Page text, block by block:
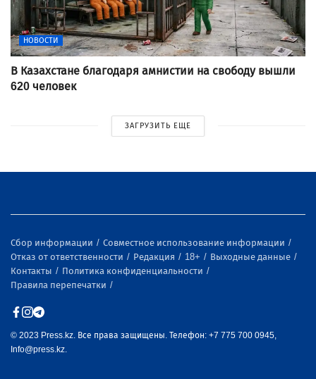
НОВОСТИ
В Казахстане благодаря амнистии на свободу вышли
620 человек
ЗАГРУЗИТЬ ЕЩЕ
Сбор информации
Совместное использование информации
Отказ от ответственности
Редакция 18+
Выходные данные
Контакты
Политика конфиденциальности
Правила перепечатки
© 2023 Press.kz. Все права защищены. Телефон: +7 775 700 0945,
Info@press.kz.